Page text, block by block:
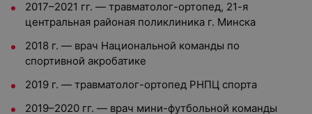
2017–2021 гг. — травматолог-ортопед, 21-я
центральная районая поликлиника г. Минска
2018 г. — врач Национальной команды по
спортивной акробатике
2019 г. — травматолог-ортопед РНПЦ спорта
2019–2020 гг. — врач мини-футбольной команды